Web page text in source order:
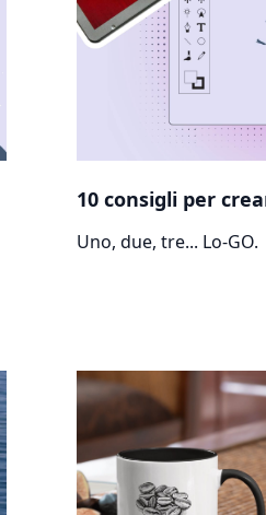
10 consigli per
Uno, due, tre... Lo-GO.